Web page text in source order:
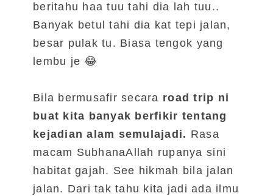
beritahu haa tuu tahi dia lah tuu..
Banyak betul tahi dia kat tepi jalan,
besar pulak tu. Biasa tengok yang
lembu je 😂
Bila bermusafir secara road trip ni
buat kita banyak berfikir tentang
kejadian alam semulajadi. Rasa
macam SubhanaAllah rupanya sini
habitat gajah. See hikmah bila jalan
jalan. Dari tak tahu kita jadi ada ilmu